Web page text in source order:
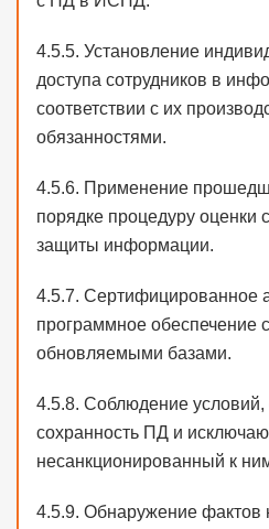
4.5.5. Установление
доступа сотрудников в
соответствии с их
обязанностями.
4.5.6. Применение
порядке процедуру оценки
защиты информации.
4.5.7. Сертифицированное
программное обеспечение
обновляемыми базами.
4.5.8. Соблюдение
сохранность ПД и
несанкционированный к
4.5.9. Обнаружение фактов